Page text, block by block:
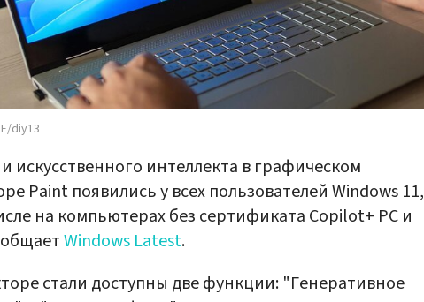
diy13
искусственного интеллекта в графическом
Paint появились у всех пользователей Windows 11,
на компьютерах без сертификата Copilot+ PC и
Windows Latest.
стали доступны две функции: "Генеративное